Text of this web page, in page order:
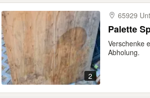
2
65929
Palette
Verschenke
Abholung.